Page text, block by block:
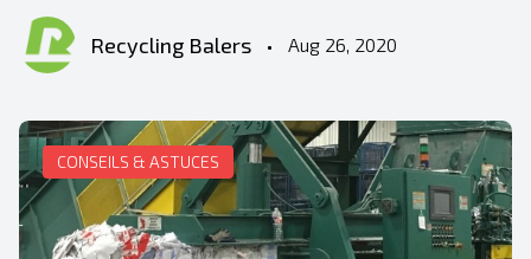
Recycling Balers • Aug 26, 2020
CONSEILS & ASTUCES